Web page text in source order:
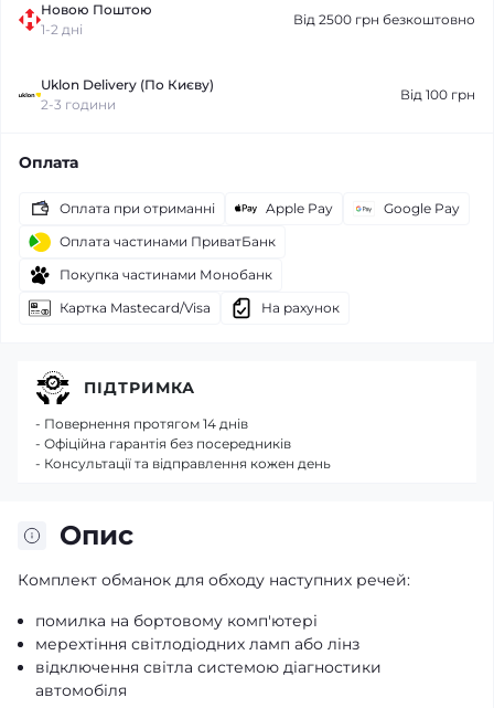
Новою Поштою
1-2 дні
Від 2500 грн безкоштовно
Uklon Delivery (По Києву)
2-3 години
Від 100 грн
Оплата
Оплата при отриманні Apple Pay
Google Pay
Оплата частинами ПриватБанк
Покупка частинами Монобанк
Картка Mastecard/Visa
На рахунок
Опис
Комплект обманок для обходу наступних речей:
помилка на бортовому комп'ютері
мерехтіння світлодіодних ламп або лінз
відключення світла системою діагностики
автомобіля
ПІДТРИМКА
- Повернення протягом 14 днів
- Офіційна гарантія без посередників
- Консультації та відправлення кожен день